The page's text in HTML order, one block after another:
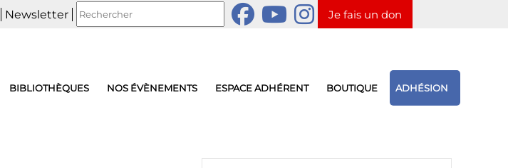
Newsletter Je fais un don
BIBLIOTHÈQUES NOS ÉVÈNEMENTS ESPACE ADHÉRENT BOUTIQUE ADHÉSION